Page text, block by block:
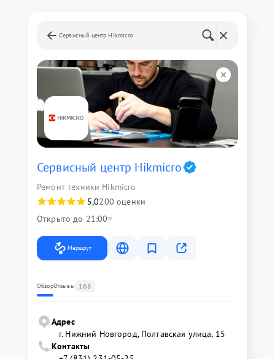
Сервисный центр Hikmicro
Сервисный центр Hikmicro
Ремонт техники Hikmicro
5,0200 оценки
Открыто до 21:00
Маршрут
ОбзорОтзывы 168
Адрес
г. Нижний Новгород, Полтавская улица, 15
Контакты